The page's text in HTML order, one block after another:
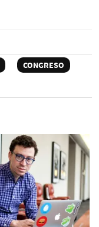
CONGRESO